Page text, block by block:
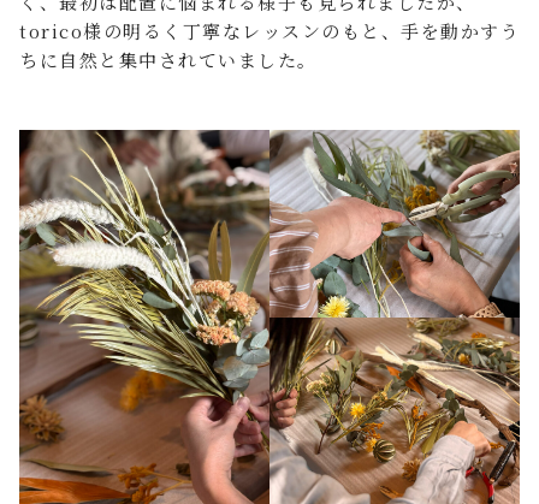
torico様の明るく丁寧なレッスンのもと、手を動かすう
ちに自然と集中されていました。